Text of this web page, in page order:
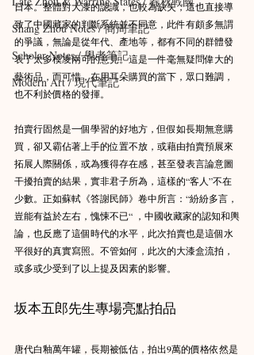
Shang Zhou Notes / 商周筆記
Scholar Notes / 學者筆記
Modern Art / 現代筆記
日本。整體對大漆的認識，也較為缺失，這也直接導
致了中國藏家的判斷系統並不同意，此件有頗多無謂
的爭議，無論是從年代、產地等，都有不同的群體發
表了太多模凌兩可的意見。這是一件毫無疑問偉大的
藝術品，而可惜，在用耳朵購買的當下，眾口難調，
也不利於價格的發揮。
拍賣行固然是一個學習的好地方，但假如長期無意購
買，卻又霸佔著上手的位置不放，或藉由拍賣預展來
拓展人際關係，或為獲得存在感，甚至發表言論意圖
干擾拍賣的結果，實非君子所為，這樣的“客人”不在
少數。正如蘇軾《答謝民師》卷中所言：“紛紛多言，
豈能有益於左右，愧悚不已“ ，中國收藏家的認知和輿
論，也反應了這個時代的水平，此次拍賣也是這個水
平很好的真實寫照。不管如何，此次的大漆盒流拍，
或多或少受到了以上提及因素的影響。
坂本五郎先生專場亮點拍品
唐代白釉萬年罐，長期被低估，拍出9萬的價格依然是